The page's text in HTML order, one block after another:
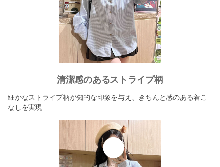
清潔感のあるストライプ柄
細かなストライプ柄が知的な印象を与え、きちんと感のある着こ
なしを実現